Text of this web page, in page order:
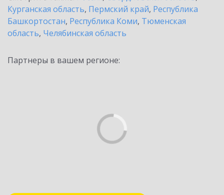
Курганская область, Пермский край, Республика
Башкортостан, Республика Коми, Тюменская
область, Челябинская область
Партнеры в вашем регионе: